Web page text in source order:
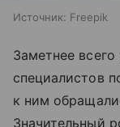
Источник: Freepik
Заметнее всего
специалистов
к ним
Значительный